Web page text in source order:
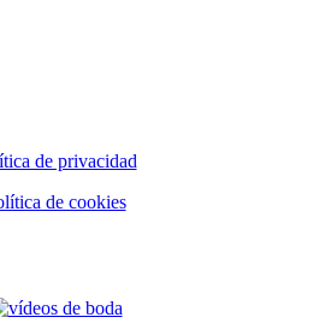
de privacidad
de cookies